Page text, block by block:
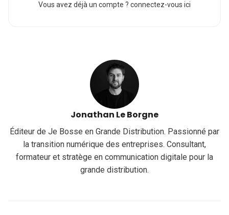
Vous avez déjà un compte ? connectez-vous ici
Jonathan Le Borgne
Éditeur de Je Bosse en Grande Distribution. Passionné par
la transition numérique des entreprises. Consultant,
formateur et stratège en communication digitale pour la
grande distribution.